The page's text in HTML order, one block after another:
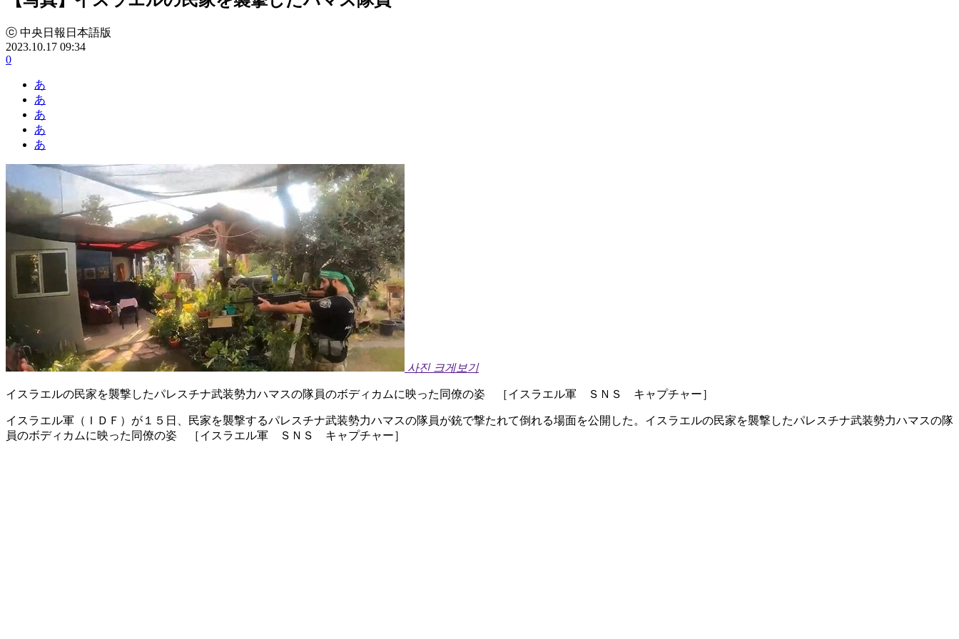
ⓒ 中央日報日本語版
2023.10.17 09:34
0
あ
あ
あ
あ
あ
사진 크게보기
イスラエルの民家を襲撃したパレスチナ武装勢力ハマスの隊員のボディカムに映った同僚の姿 ［イスラエル軍 ＳＮＳ キャプチャー］
イスラエル軍（ＩＤＦ）が１５日、民家を襲撃するパレスチナ武装勢力ハマスの隊員が銃で撃たれて倒れる場面を公開した。イスラエルの民家を襲撃したパレスチナ武装勢力ハマスの隊
員のボディカムに映った同僚の姿 ［イスラエル軍 ＳＮＳ キャプチャー］